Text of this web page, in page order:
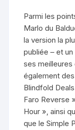
Parmi les
Marlo du
la version la
publiée – et
ses
également
Blindfold
Faro Reverse
Hour », ainsi
que le Simple